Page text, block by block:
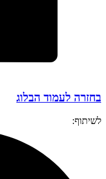
בחזרה לעמוד הבלוג
לשיתוף: